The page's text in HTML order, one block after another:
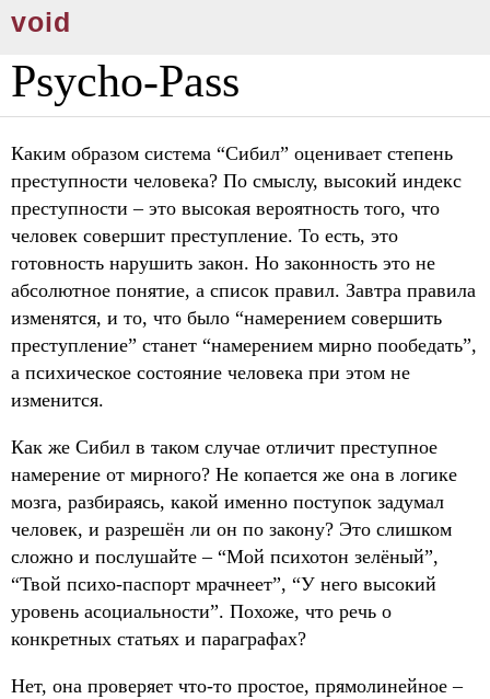
void
Psycho-Pass
Каким образом система “Сибил” оценивает степень
преступности человека? По смыслу, высокий индекс
преступности – это высокая вероятность того, что
человек совершит преступление. То есть, это
готовность нарушить закон. Но законность это не
абсолютное понятие, а список правил. Завтра правила
изменятся, и то, что было “намерением совершить
преступление” станет “намерением мирно пообедать”,
а психическое состояние человека при этом не
изменится.
Как же Сибил в таком случае отличит преступное
намерение от мирного? Не копается же она в логике
мозга, разбираясь, какой именно поступок задумал
человек, и разрешён ли он по закону? Это слишком
сложно и послушайте – “Мой психотон зелёный”,
“Твой психо-паспорт мрачнеет”, “У него высокий
уровень асоциальности”. Похоже, что речь о
конкретных статьях и параграфах?
Нет, она проверяет что-то простое, прямолинейное –